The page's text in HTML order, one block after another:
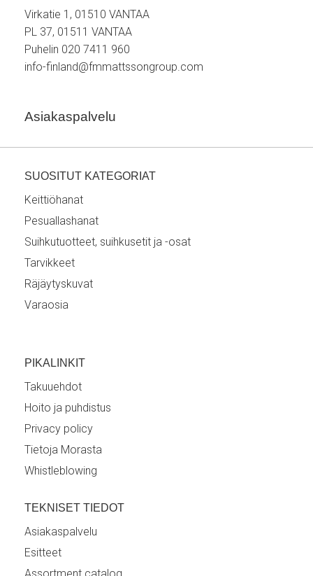
Virkatie 1, 01510 VANTAA
PL 37, 01511 VANTAA
Puhelin 020 7411 960
info-finland@fmmattssongroup.com
Asiakaspalvelu
SUOSITUT KATEGORIAT
Keittiöhanat
Pesuallashanat
Suihkutuotteet, suihkusetit ja -osat
Tarvikkeet
Räjäytyskuvat
Varaosia
PIKALINKIT
Takuuehdot
Hoito ja puhdistus
Privacy policy
Tietoja Morasta
Whistleblowing
TEKNISET TIEDOT
Asiakaspalvelu
Esitteet